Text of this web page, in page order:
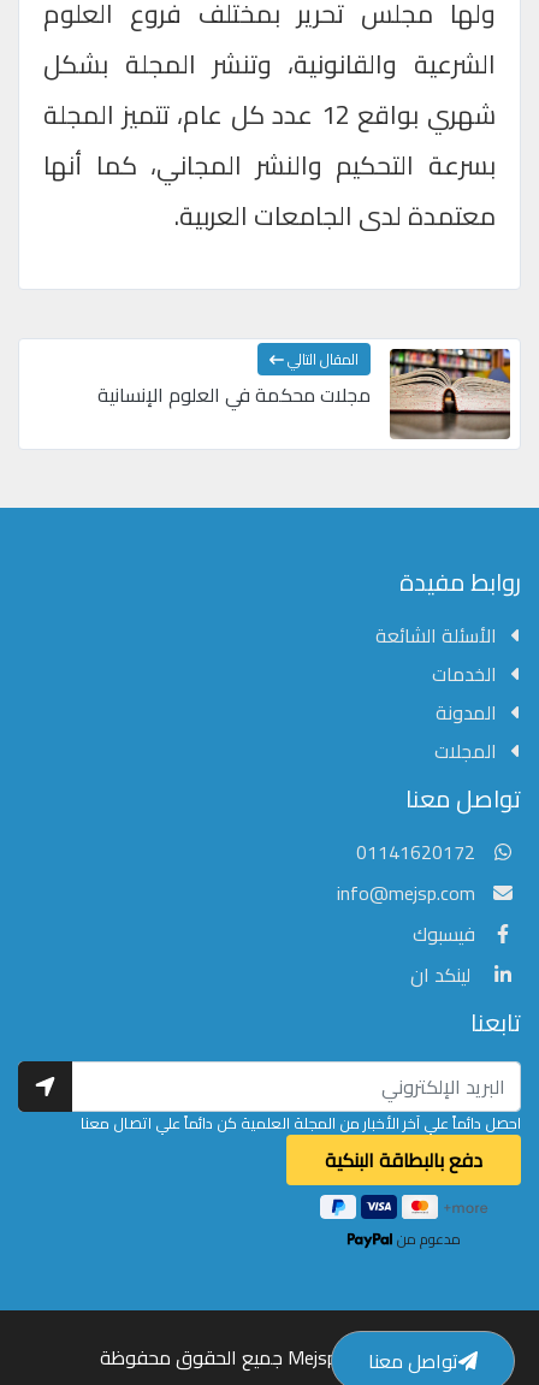
تواصل معنا
مؤسسة الشرق الأوسط للنشر العلمي
عادةً ما يتم الرد في غضون خمس دقائق
ولها مجلس تحرير بمختلف فروع العلوم
الشرعية والقانونية، وتنشر المجلة بشكل
شهري بواقع 12 عدد كل عام، تتميز المجلة
بسرعة التحكيم والنشر المجاني، كما أنها
معتمدة لدى الجامعات العربية.
المقال التالي
مجلات محكمة في العلوم الإنسانية
روابط مفيدة
الأسئلة الشائعة
الخدمات
المدونة
المجلات
تواصل معنا
01141620172
info@mejsp.com
فيسبوك
لينكد ان
تابعنا
احصل دائماً علي آخر الأخبار من المجلة العلمية كن دائماً علي اتصال معنا
مدعوم من
© 2026 Mejsp.com جميع الحقوق محفوظة